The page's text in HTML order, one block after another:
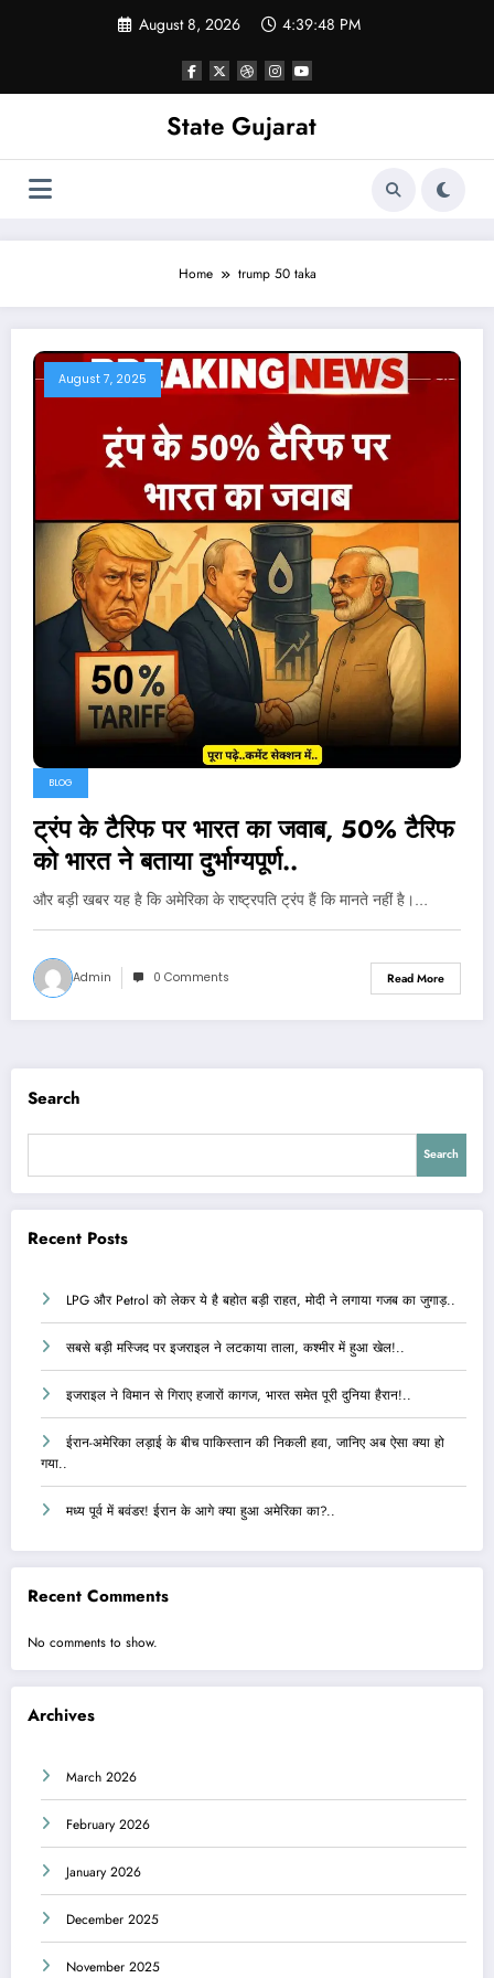
August 8, 2026 4:39:48 PM
State Gujarat
Home trump 50 taka
August 7, 2025
BLOG
ट्रंप के टैरिफ पर भारत का जवाब, 50% टैरिफ
को भारत ने बताया दुर्भाग्यपूर्ण..
और बड़ी खबर यह है कि अमेरिका के राष्ट्रपति ट्रंप हैं कि मानते नहीं है।…
Admin 0 Comments Read More
Search
Search
Recent Posts
LPG और Petrol को लेकर ये है बहोत बड़ी राहत, मोदी ने लगाया गजब का जुगाड़..
सबसे बड़ी मस्जिद पर इजराइल ने लटकाया ताला, कश्मीर में हुआ खेल!..
इजराइल ने विमान से गिराए हजारों कागज, भारत समेत पूरी दुनिया हैरान!..
ईरान-अमेरिका लड़ाई के बीच पाकिस्तान की निकली हवा, जानिए अब ऐसा क्या हो
गया..
मध्य पूर्व में बवंडर! ईरान के आगे क्या हुआ अमेरिका का?..
Recent Comments
No comments to show.
Archives
March 2026
February 2026
January 2026
December 2025
November 2025